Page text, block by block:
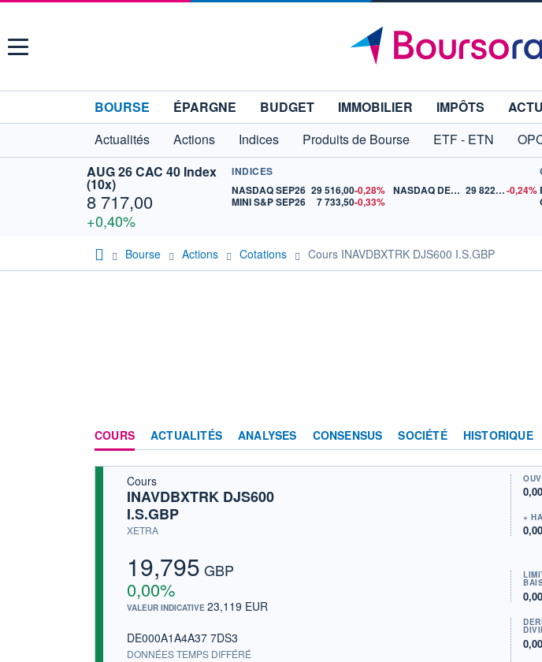
Menu
BOURSE ÉPARGNE BUDGET IMMOBILIER IMPÔTS ACTU
Actualités
Actions Indices Produits de Bourse ETF - ETN
AUG 26 CAC 40 Index
(10x)
8 717,00
+0,40%
INDICES
NASDAQ SEP26 29 516,00-0,28%
MINI S&P SEP26
7 733,50-0,33%
NASDAQ DEC26 29 822,75-0,24%
Bourse Actions Cotations Cours INAVDBXTRK DJS600 I.S.GBP
COURS ACTUALITÉS ANALYSES CONSENSUS SOCIÉTÉ HISTORIQUE
Cours
INAVDBXTRK DJS600
I.S.GBP
XETRA
19,795 GBP
0,00%
VALEUR INDICATIVE 23,119 EUR
DE000A1A4A37 7DS3
DONNÉES TEMPS DIFFÉRÉ
+